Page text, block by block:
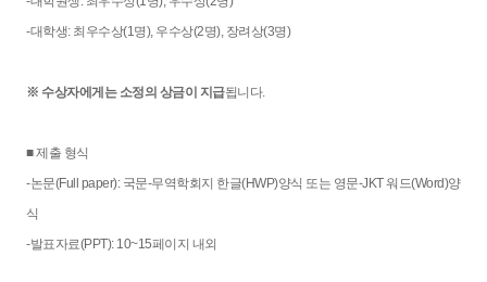
-대학생: 최우수상(1명), 우수상(2명), 장려상(3명)
※ 수상자에게는 소정의 상금이 지급됩니다.
■ 제출 형식
-논문(Full paper): 국문-무역학회지 한글(HWP)양식 또는 영문-JKT 워드(Word)양
식
-발표자료(PPT): 10~15페이지 내외